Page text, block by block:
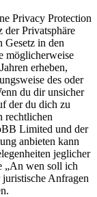
Privacy Protection
der Privatsphäre
in den
möglicherweise
erheben,
des oder
du dir unsicher
der du dich zu
rechtlichen
Limited und der
anbieten kann
jeglicher
„An wen soll ich
Anfragen